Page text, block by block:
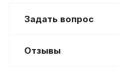
Задать вопрос
Отзывы